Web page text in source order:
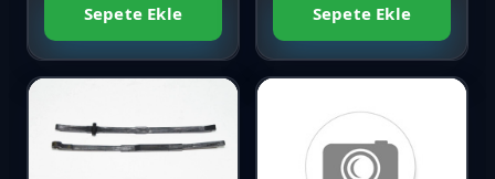
Sepete Ekle Sepete Ekle
Favori
Karşılaştır
Favori